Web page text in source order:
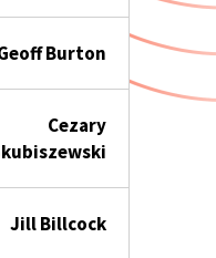
Burton
Cezary
Jill Billcock